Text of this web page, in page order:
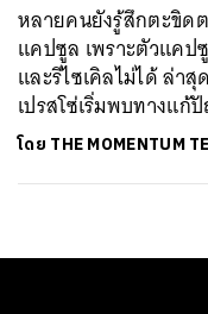
หลายคนยังรู้สึกตะขิด
แคปซูล เพราะตัวแค
และรีไซเคิลไม่ได้ ล่า
เปรสโซ่เริ่มพบทางแก้
โดย THE MOMENTUM